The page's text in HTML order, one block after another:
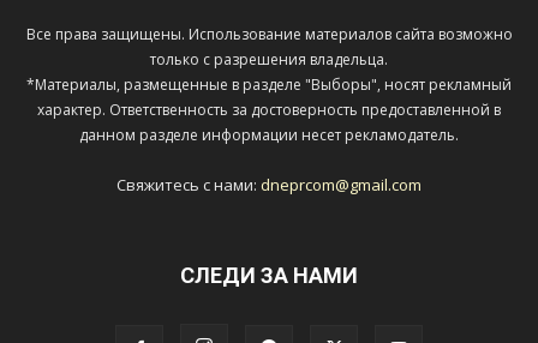
Все права защищены. Использование материалов сайта возможно
только с разрешения владельца.
*Материалы, размещенные в разделе "Выборы", носят рекламный
характер. Ответственность за достоверность предоставленной в
данном разделе информации несет рекламодатель.
Свяжитесь с нами: dneprcom@gmail.com
СЛЕДИ ЗА НАМИ